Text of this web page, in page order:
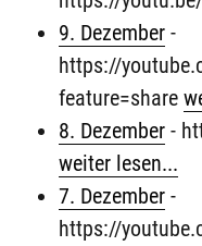
9. Dezember -
https://
feature=share
8. Dezember -
weiter lesen...
7. Dezember -
https://